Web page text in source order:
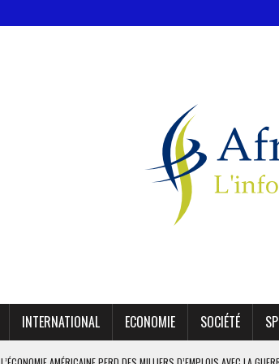
INTERNATIONAL ECONOMIE SOCIÉTÉ